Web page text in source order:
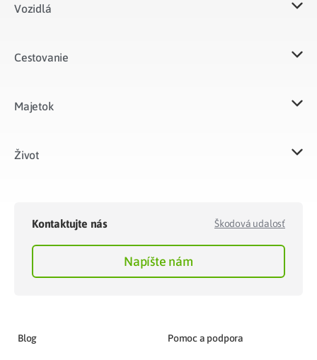
Vozidlá​
Cestovanie
Majetok​
Život​
Kontaktujte nás Škodová udalosť
Napíšte nám
Blog Pomoc a podpora